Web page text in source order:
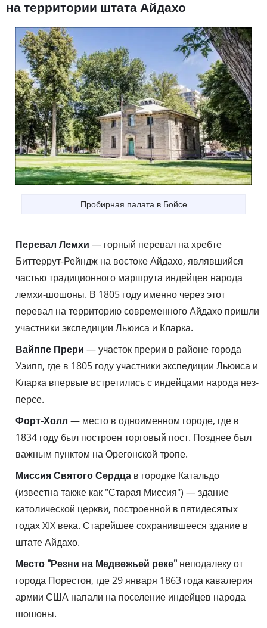
на территории штата Айдахо
Пробирная палата в Бойсе
Перевал Лемхи — горный перевал на хребте
Биттеррут-Рейндж на востоке Айдахо, являвшийся
частью традиционного маршрута индейцев народа
лемхи-шошоны. В 1805 году именно через этот
перевал на территорию современного Айдахо пришли
участники экспедиции Льюиса и Кларка.
Вайппе Прери — участок прерии в районе города
Уэипп, где в 1805 году участники экспедиции Льюиса и
Кларка впервые встретились с индейцами народа нез-
персе.
Форт-Холл — место в одноименном городе, где в
1834 году был построен торговый пост. Позднее был
важным пунктом на Орегонской тропе.
Миссия Святого Сердца в городке Катальдо
(известна также как "Старая Миссия") — здание
католической церкви, построенной в пятидесятых
годах XIX века. Старейшее сохранившееся здание в
штате Айдахо.
Место "Резни на Медвежьей реке" неподалеку от
города Порестон, где 29 января 1863 года кавалерия
армии США напали на поселение индейцев народа
шошоны.